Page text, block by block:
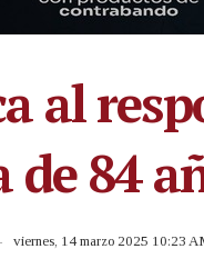
al
de 84
viernes, 14 marzo 2025 10:23